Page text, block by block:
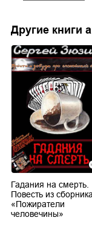
Другие книги
Гадания на смерть.
Повесть из сборника
«Пожиратели
человечины»